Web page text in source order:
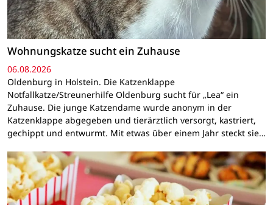
Wohnungskatze sucht ein Zuhause
06.08.2026
Oldenburg in Holstein. Die Katzenklappe
Notfallkatze/Streunerhilfe Oldenburg sucht für „Lea“ ein
Zuhause. Die junge Katzendame wurde anonym in der
Katzenklappe abgegeben und tierärztlich versorgt, kastriert,
gechippt und entwurmt. Mit etwas über einem Jahr steckt sie…